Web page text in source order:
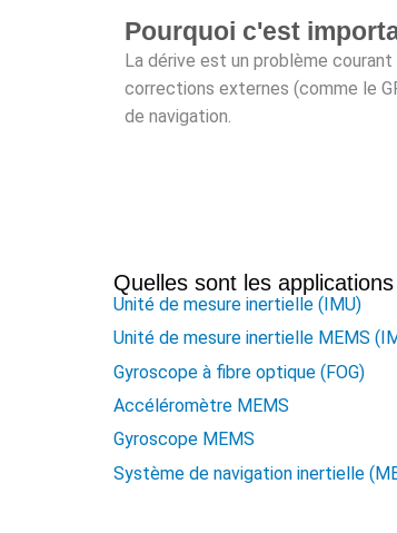
Pourquoi c'est
La dérive est un problème
corrections externes (comme le
de navigation.
Quelles sont les
Unité de mesure inertielle (IMU)
Unité de mesure inertielle MEMS
Gyroscope à fibre optique (FOG)
Accéléromètre MEMS
Gyroscope MEMS
Système de navigation inertielle